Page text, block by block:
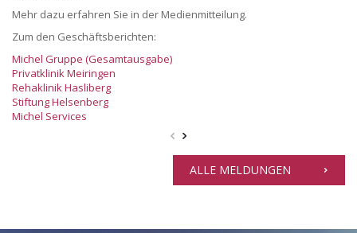
Mehr dazu erfahren Sie in der Medienmitteilung.
Zum den Geschäftsberichten:
Michel Gruppe (Gesamtausgabe)
Privatklinik Meiringen
Rehaklinik Hasliberg
Stiftung Helsenberg
Michel Services
ALLE MELDUNGEN